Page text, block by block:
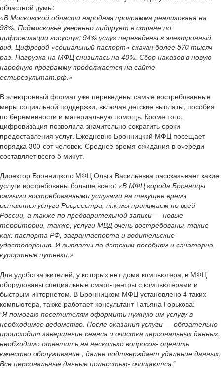
областной думы:
«В Московской области народная программа реализована на
98%. Подмосковье уверенно лидирует в стране по
цифровизации госуслуг: 94% услуг переведены в электронный
вид. Цифровой «социальный паспорт» скачан более 570 тысяч
раз. Нагрузка на МФЦ снизилась на 40%. Сбор наказов в новую
народную программу продолжается на сайте
естьрезультат.рф.»
В электронный формат уже переведены самые востребованные
меры социальной поддержки, включая детские выплаты, пособия
по беременности и материальную помощь. Кроме того,
цифровизация позволила значительно сократить сроки
предоставления услуг. Ежедневно Бронницкий МФЦ посещает
порядка 300-сот человек. Среднее время ожидания в очереди
составляет всего 5 минут.
Директор Бронницкого МФЦ Ольга Васильевна рассказывает какие
услуги востребованы больше всего: «В МФЦ города Бронницы
самыми востребованными услугами на текущее время
остаются услуги Росреестра, т.к мы принимаем по всей
России, а также по предварительной записи — новые
территории, также, услуги МВД очень востребованы, такие
как: паспорта РФ, загранпаспорта и водительские
удостоверения. И выплаты по детским пособиям и санаторно-
курортные путевки.»
Для удобства жителей, у которых нет дома компьютера, в МФЦ
оборудованы специальные смарт-центры с компьютерами и
быстрым интернетом. В Бронницком МФЦ установлено 4 таких
компьютера, также работает консультант Татьяна Горькова:
“Я помогаю посетителям оформить нужную им услугу в
необходимое ведомство. После оказания услуги — обязательно
происходит завершение сеанса и очистка персональных данных,
необходимо ответить на несколько вопросов- оценить
качество обслуживание , далее подтверждает удаление данных.
Все персональные данные полностью- очищаются.”